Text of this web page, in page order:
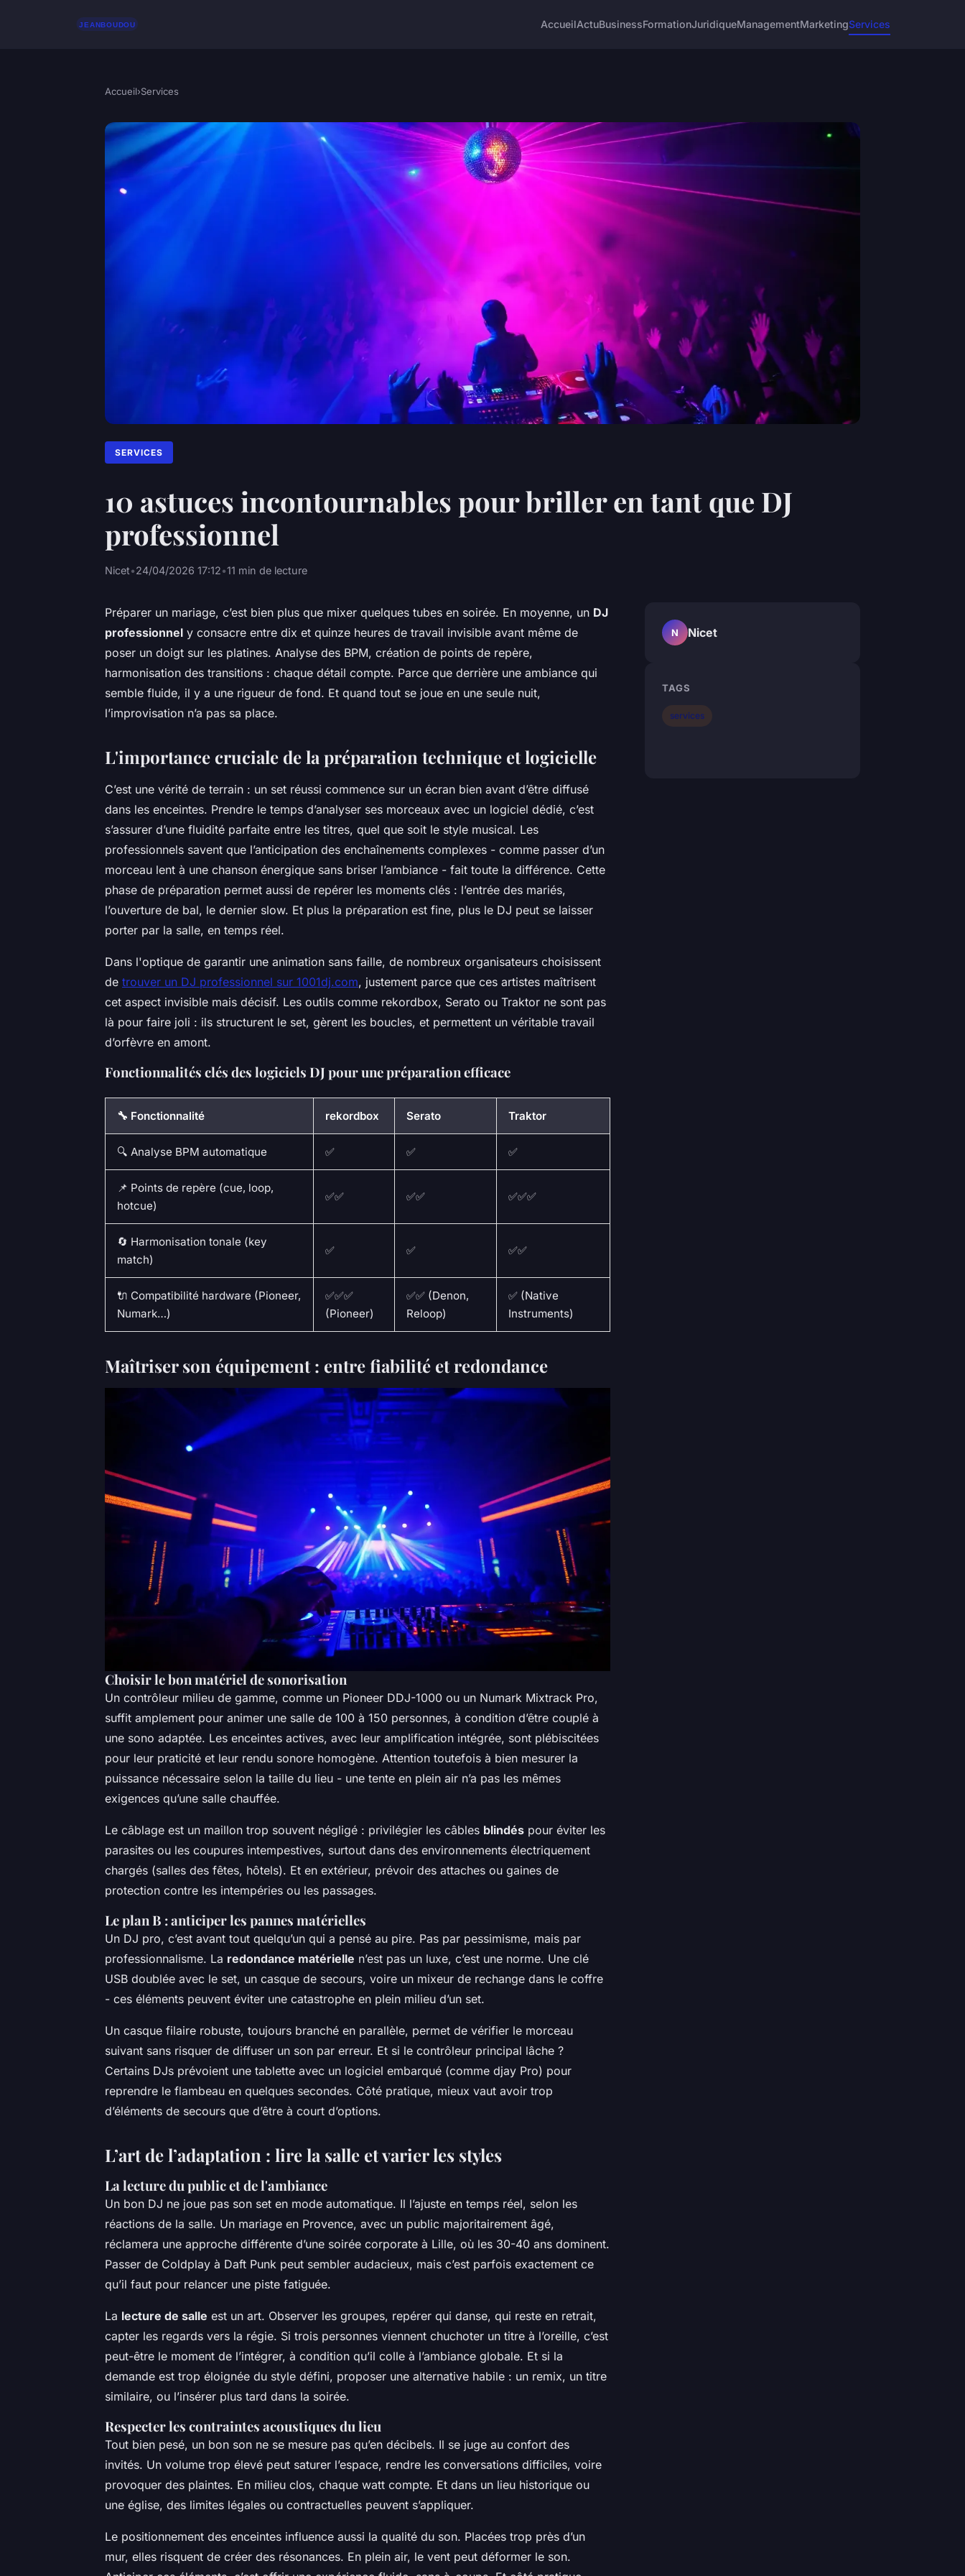
AccueilActuBusinessFormationJuridiqueManagementMarketingServices
Accueil›Services
SERVICES
10 astuces incontournables pour briller en tant que DJ
professionnel
Nicet•24/04/2026 17:12•11 min de lecture
Préparer un mariage, c’est bien plus que mixer quelques tubes en soirée. En moyenne, un DJ
professionnel y consacre entre dix et quinze heures de travail invisible avant même de
poser un doigt sur les platines. Analyse des BPM, création de points de repère,
harmonisation des transitions : chaque détail compte. Parce que derrière une ambiance qui
semble fluide, il y a une rigueur de fond. Et quand tout se joue en une seule nuit,
l’improvisation n’a pas sa place.
L'importance cruciale de la préparation technique et logicielle
C’est une vérité de terrain : un set réussi commence sur un écran bien avant d’être diffusé
dans les enceintes. Prendre le temps d’analyser ses morceaux avec un logiciel dédié, c’est
s’assurer d’une fluidité parfaite entre les titres, quel que soit le style musical. Les
professionnels savent que l’anticipation des enchaînements complexes - comme passer d’un
morceau lent à une chanson énergique sans briser l’ambiance - fait toute la différence. Cette
phase de préparation permet aussi de repérer les moments clés : l’entrée des mariés,
l’ouverture de bal, le dernier slow. Et plus la préparation est fine, plus le DJ peut se laisser
porter par la salle, en temps réel.
Dans l'optique de garantir une animation sans faille, de nombreux organisateurs choisissent
de trouver un DJ professionnel sur 1001dj.com, justement parce que ces artistes maîtrisent
cet aspect invisible mais décisif. Les outils comme rekordbox, Serato ou Traktor ne sont pas
là pour faire joli : ils structurent le set, gèrent les boucles, et permettent un véritable travail
d’orfèvre en amont.
Fonctionnalités clés des logiciels DJ pour une préparation efficace
🔧 Fonctionnalité rekordbox Serato Traktor
🔍 Analyse BPM automatique ✅ ✅ ✅
📌 Points de repère (cue, loop,
hotcue)
✅✅ ✅✅ ✅✅✅
🔄 Harmonisation tonale (key
match)
✅ ✅ ✅✅
🔌 Compatibilité hardware (Pioneer,
Numark…)
✅✅✅
(Pioneer)
✅✅ (Denon,
Reloop)
✅ (Native
Instruments)
Maîtriser son équipement : entre fiabilité et redondance
Choisir le bon matériel de sonorisation
Un contrôleur milieu de gamme, comme un Pioneer DDJ-1000 ou un Numark Mixtrack Pro,
suffit amplement pour animer une salle de 100 à 150 personnes, à condition d’être couplé à
une sono adaptée. Les enceintes actives, avec leur amplification intégrée, sont plébiscitées
pour leur praticité et leur rendu sonore homogène. Attention toutefois à bien mesurer la
puissance nécessaire selon la taille du lieu - une tente en plein air n’a pas les mêmes
exigences qu’une salle chauffée.
Le câblage est un maillon trop souvent négligé : privilégier les câbles blindés pour éviter les
parasites ou les coupures intempestives, surtout dans des environnements électriquement
chargés (salles des fêtes, hôtels). Et en extérieur, prévoir des attaches ou gaines de
protection contre les intempéries ou les passages.
Le plan B : anticiper les pannes matérielles
Un DJ pro, c’est avant tout quelqu’un qui a pensé au pire. Pas par pessimisme, mais par
professionnalisme. La redondance matérielle n’est pas un luxe, c’est une norme. Une clé
USB doublée avec le set, un casque de secours, voire un mixeur de rechange dans le coffre
- ces éléments peuvent éviter une catastrophe en plein milieu d’un set.
Un casque filaire robuste, toujours branché en parallèle, permet de vérifier le morceau
suivant sans risquer de diffuser un son par erreur. Et si le contrôleur principal lâche ?
Certains DJs prévoient une tablette avec un logiciel embarqué (comme djay Pro) pour
reprendre le flambeau en quelques secondes. Côté pratique, mieux vaut avoir trop
d’éléments de secours que d’être à court d’options.
L’art de l’adaptation : lire la salle et varier les styles
La lecture du public et de l'ambiance
Un bon DJ ne joue pas son set en mode automatique. Il l’ajuste en temps réel, selon les
réactions de la salle. Un mariage en Provence, avec un public majoritairement âgé,
réclamera une approche différente d’une soirée corporate à Lille, où les 30-40 ans dominent.
Passer de Coldplay à Daft Punk peut sembler audacieux, mais c’est parfois exactement ce
qu’il faut pour relancer une piste fatiguée.
La lecture de salle est un art. Observer les groupes, repérer qui danse, qui reste en retrait,
capter les regards vers la régie. Si trois personnes viennent chuchoter un titre à l’oreille, c’est
peut-être le moment de l’intégrer, à condition qu’il colle à l’ambiance globale. Et si la
demande est trop éloignée du style défini, proposer une alternative habile : un remix, un titre
similaire, ou l’insérer plus tard dans la soirée.
Respecter les contraintes acoustiques du lieu
Tout bien pesé, un bon son ne se mesure pas qu’en décibels. Il se juge au confort des
invités. Un volume trop élevé peut saturer l’espace, rendre les conversations difficiles, voire
provoquer des plaintes. En milieu clos, chaque watt compte. Et dans un lieu historique ou
une église, des limites légales ou contractuelles peuvent s’appliquer.
Le positionnement des enceintes influence aussi la qualité du son. Placées trop près d’un
mur, elles risquent de créer des résonances. En plein air, le vent peut déformer le son.
N Nicet
TAGS
services